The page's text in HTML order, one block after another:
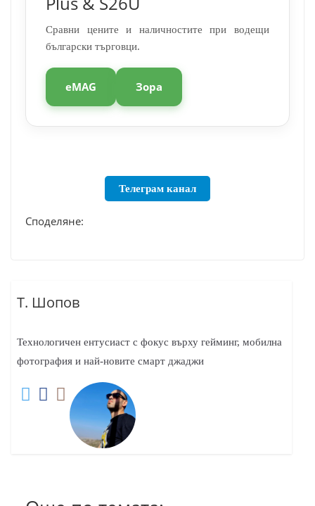
Сравни цените и наличностите при водещи
български търговци.
eMAG Зора
Телеграм канал
Споделяне:
Т. Шопов
Технологичен ентусиаст с фокус върху гейминг, мобилна
фотография и най-новите смарт джаджи